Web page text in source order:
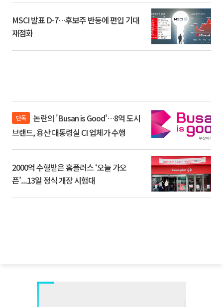
MSCI 발표 D-7…후보주 반등에 편입 기대
재점화
단독
브랜드, 용산 대통령실 CI 업체가 수행
2000억 수혈받은 홈플러스 ‘오늘 가오
픈’...13일 정식 개장 시험대